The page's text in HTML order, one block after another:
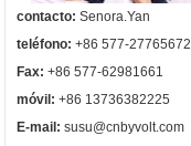
contacto: Senora.Yan
teléfono: +86 577-27765672
Fax: +86 577-62981661
móvil: +86 13736382225
E-mail: susu@cnbyvolt.com